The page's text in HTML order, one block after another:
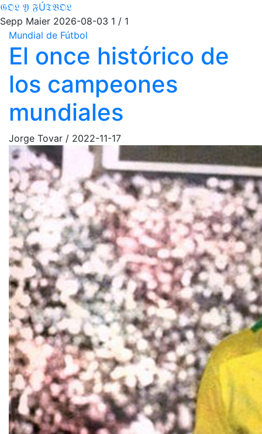
𝔊𝔒𝔏 𝔜 𝔉Ú𝔗𝔅𝔒𝔏
Sepp Maier 2026-08-03 1 / 1
Mundial de Fútbol
El once histórico de
los campeones
mundiales
Jorge Tovar / 2022-11-17